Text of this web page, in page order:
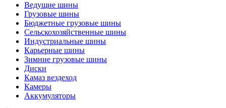
Ведущие шины
Грузовые шины
Бюджетные грузовые шины
Сельскохозяйственные шины
Индустриальные шины
Карьерные шины
Зимние грузовые шины
Диски
Камаз вездеход
Камеры
Аккумуляторы